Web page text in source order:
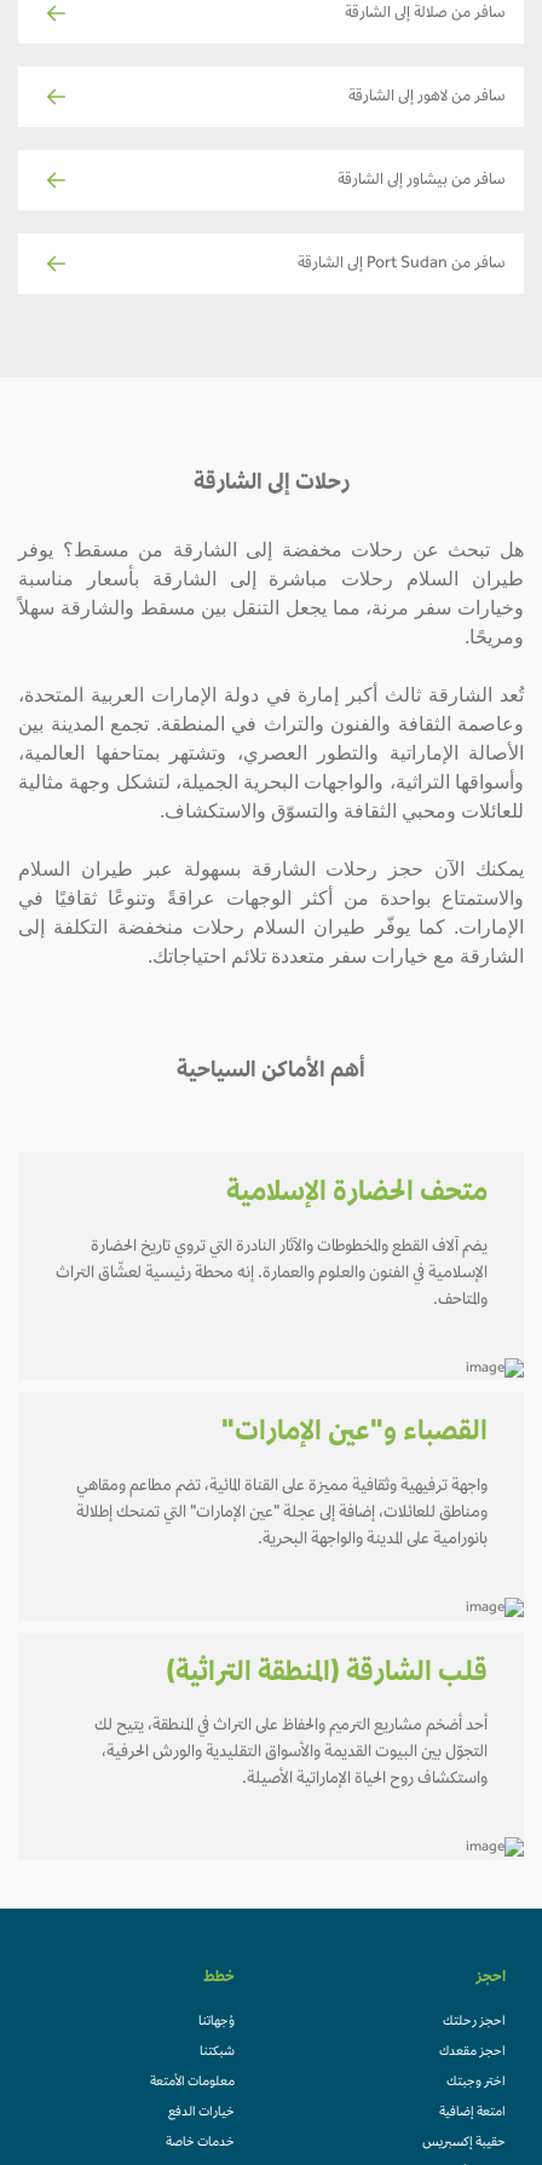
سافر من صلالة إلى الشارقة
سافر من لاهور إلى الشارقة
سافر من بيشاور إلى الشارقة
سافر من Port Sudan إلى الشارقة
رحلات إلى الشارقة
هل تبحث عن رحلات مخفضة إلى الشارقة من مسقط؟ يوفر
طيران السلام رحلات مباشرة إلى الشارقة بأسعار مناسبة
وخيارات سفر مرنة، مما يجعل التنقل بين مسقط والشارقة سهلاً
ومريحًا.
تُعد الشارقة ثالث أكبر إمارة في دولة الإمارات العربية المتحدة،
وعاصمة الثقافة والفنون والتراث في المنطقة. تجمع المدينة بين
الأصالة الإماراتية والتطور العصري، وتشتهر بمتاحفها العالمية،
وأسواقها التراثية، والواجهات البحرية الجميلة، لتشكل وجهة مثالية
للعائلات ومحبي الثقافة والتسوّق والاستكشاف.
يمكنك الآن حجز رحلات الشارقة بسهولة عبر طيران السلام
والاستمتاع بواحدة من أكثر الوجهات عراقةً وتنوعًا ثقافيًا في
الإمارات. كما يوفّر طيران السلام رحلات منخفضة التكلفة إلى
الشارقة مع خيارات سفر متعددة تلائم احتياجاتك.
أهم الأماكن السياحية
متحف الحضارة الإسلامية
يضم آلاف القطع والمخطوطات والآثار النادرة التي تروي تاريخ الحضارة
الإسلامية في الفنون والعلوم والعمارة. إنه محطة رئيسية لعشّاق التراث
والمتاحف.
القصباء و"عين الإمارات"
واجهة ترفيهية وثقافية مميزة على القناة المائية، تضم مطاعم ومقاهي
ومناطق للعائلات، إضافة إلى عجلة "عين الإمارات" التي تمنحك إطلالة
بانورامية على المدينة والواجهة البحرية.
قلب الشارقة (المنطقة التراثية)
أحد أضخم مشاريع الترميم والحفاظ على التراث في المنطقة، يتيح لك
التجوّل بين البيوت القديمة والأسواق التقليدية والورش الحرفية،
واستكشاف روح الحياة الإماراتية الأصيلة.
احجز
احجز رحلتك
احجز مقعدك
اختر وجبتك
امتعة إضافية
حقيبة إكسبريس
خطط
وُجهاتنا
شبكتنا
معلومات الأمتعة
خيارات الدفع
خدمات خاصة